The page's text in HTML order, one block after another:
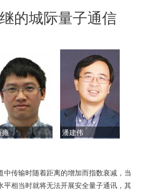
的城际量子通信
雍 潘建伟
中传输时随着距离的增加而指数衰减，当
平相当时就将无法开展安全量子通讯，其